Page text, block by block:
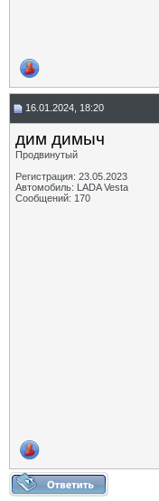
16.01.2024, 18:20
дим димыч
Продвинутый
Регистрация: 23.05.2023
Автомобиль: LADA Vesta
Сообщений: 170